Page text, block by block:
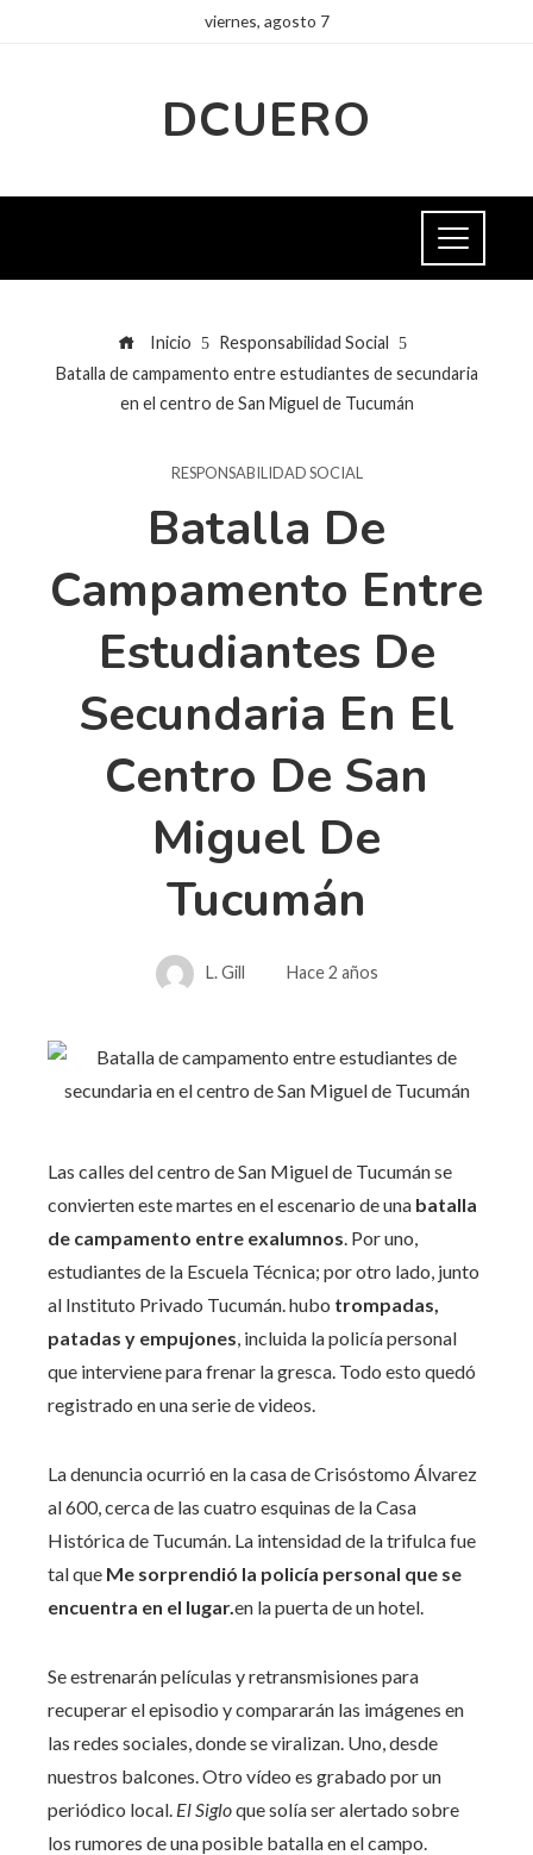
viernes, agosto 7
DCUERO
Inicio
Responsabilidad Social
Batalla de campamento entre estudiantes de secundaria
en el centro de San Miguel de Tucumán
RESPONSABILIDAD SOCIAL
Batalla De
Campamento Entre
Estudiantes De
Secundaria En El
Centro De San
Miguel De
Tucumán
L. Gill Hace 2 años
Las calles del centro de San Miguel de Tucumán se
convierten este martes en el escenario de una batalla
de campamento entre exalumnos. Por uno,
estudiantes de la Escuela Técnica; por otro lado, junto
al Instituto Privado Tucumán. hubo trompadas,
patadas y empujones, incluida la policía personal
que interviene para frenar la gresca. Todo esto quedó
registrado en una serie de videos.
La denuncia ocurrió en la casa de Crisóstomo Álvarez
al 600, cerca de las cuatro esquinas de la Casa
Histórica de Tucumán. La intensidad de la trifulca fue
tal que Me sorprendió la policía personal que se
encuentra en el lugar.en la puerta de un hotel.
Se estrenarán películas y retransmisiones para
recuperar el episodio y compararán las imágenes en
las redes sociales, donde se viralizan. Uno, desde
nuestros balcones. Otro vídeo es grabado por un
periódico local. El Sigloque solía ser alertado sobre
los rumores de una posible batalla en el campo.